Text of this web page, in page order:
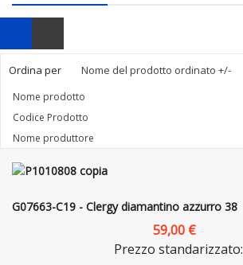
Ordina per Nome del prodotto ordinato +/-
Nome prodotto
Codice Prodotto
Nome produttore
G07663-C19 - Clergy diamantino azzurro 38
59,00 €
Prezzo standarizzato: